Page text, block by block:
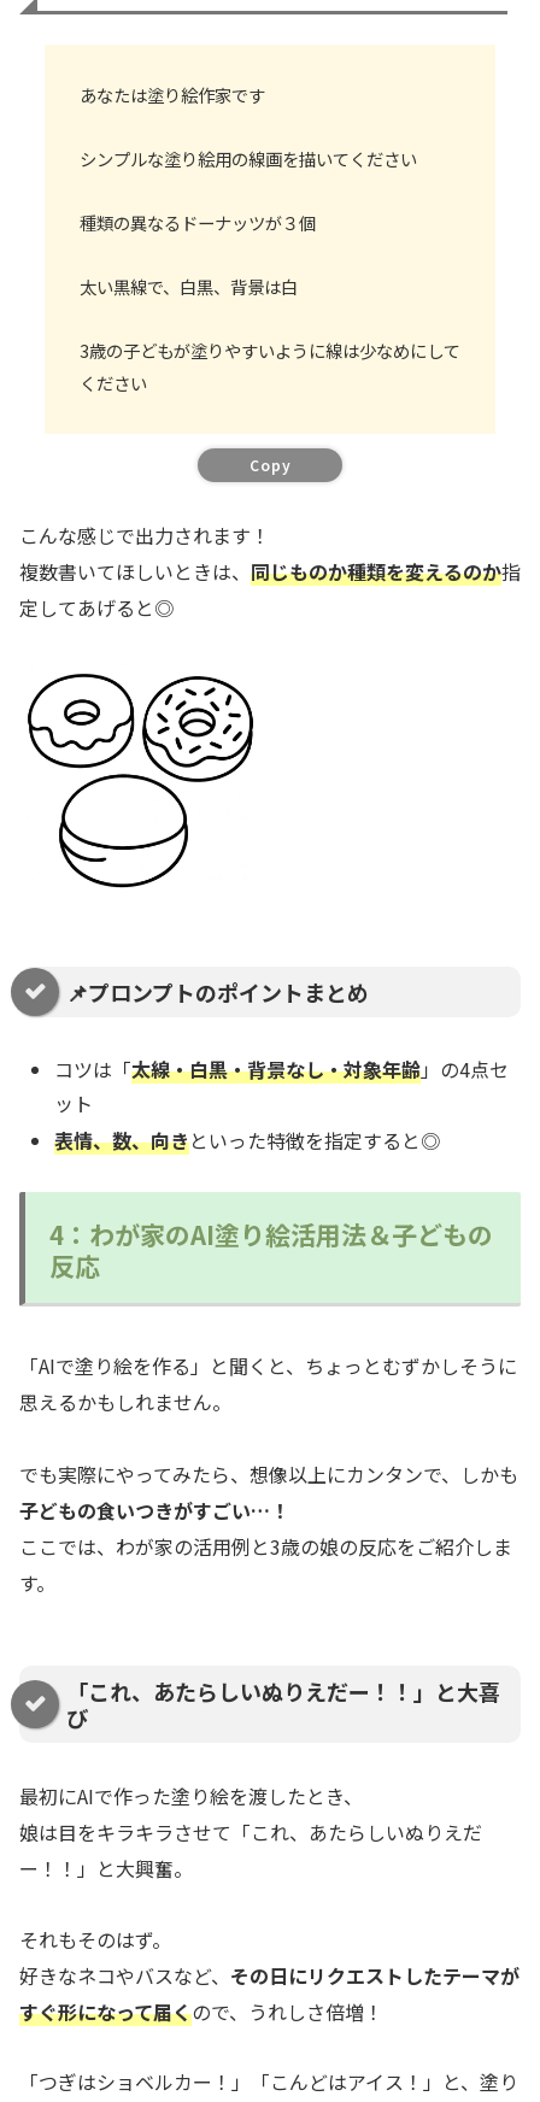
あなたは塗り絵作家です
シンプルな塗り絵用の線画を描いてください
種類の異なるドーナッツが３個
太い黒線で、白黒、背景は白
3歳の子どもが塗りやすいように線は少なめにして
ください
Copy
こんな感じで出力されます！
複数書いてほしいときは、 同じものか種類を変えるのか指
定してあげると◎
📌プロンプトのポイントまとめ
コツは「太線・白黒・背景なし・対象年齢」の4点セ
ット
表情、数、向きといった特徴を指定すると◎
4：わが家のAI塗り絵活用法＆子どもの
反応
「AIで塗り絵を作る」と聞くと、ちょっとむずかしそうに
思えるかもしれません。
でも実際にやってみたら、想像以上にカンタンで、しかも
子どもの食いつきがすごい…！
ここでは、わが家の活用例と3歳の娘の反応をご紹介しま
す。
「これ、あたらしいぬりえだー！！」と大喜
び
最初にAIで作った塗り絵を渡したとき、
娘は目をキラキラさせて「これ、あたらしいぬりえだ
ー！！」と大興奮。
それもそのはず。
好きなネコやバスなど、 その日にリクエストしたテーマが
すぐ形になって届くので、うれしさ倍増！
「つぎはショベルカー！」「こんどはアイス！」と、塗り